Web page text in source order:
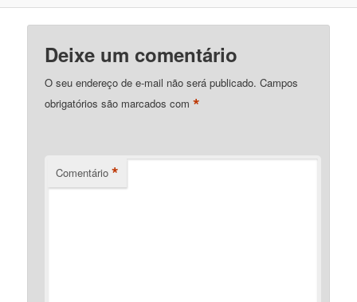
Deixe um comentário
O seu endereço de e-mail não será publicado. Campos
obrigatórios são marcados com*
Comentário *